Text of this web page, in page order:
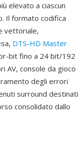
elevato a ciascun
Il formato codifica
vettoriale,
DTS-HD Master
bit fino a 24 bit/192
AV, console da gioco
degli errori
surround destinati
consolidato dallo